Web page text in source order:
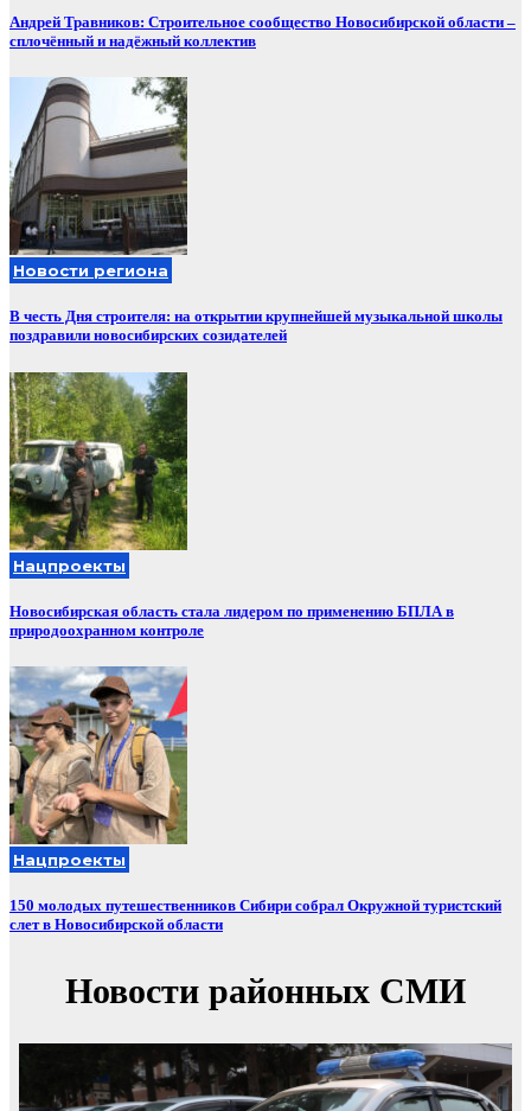
Андрей Травников: Строительное сообщество Новосибирской области –
сплочённый и надёжный коллектив
Новости региона
В честь Дня строителя: на открытии крупнейшей музыкальной школы
поздравили новосибирских созидателей
Нацпроекты
Новосибирская область стала лидером по применению БПЛА в
природоохранном контроле
Нацпроекты
150 молодых путешественников Сибири собрал Окружной туристский
слет в Новосибирской области